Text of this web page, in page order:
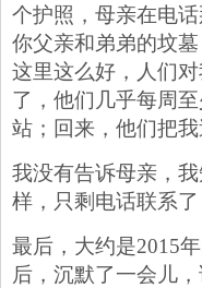
个护照，母亲在电
你父亲和弟弟的坟
这里这么好，人们
了，他们几乎每周
站；回来，他们把
我没有告诉母亲，
样，只剩电话联系
最后，大约是2015
后，沉默了一会儿